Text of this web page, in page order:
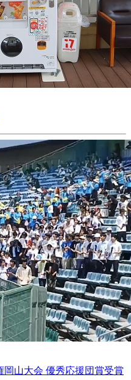
岡山大会 優秀応援団賞受賞